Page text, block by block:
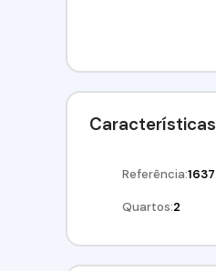
faculdade
acesso ao
financiamento
Características
Referência:1637
Quartos:2